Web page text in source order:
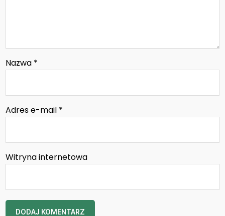
Nazwa *
Adres e-mail *
Witryna internetowa